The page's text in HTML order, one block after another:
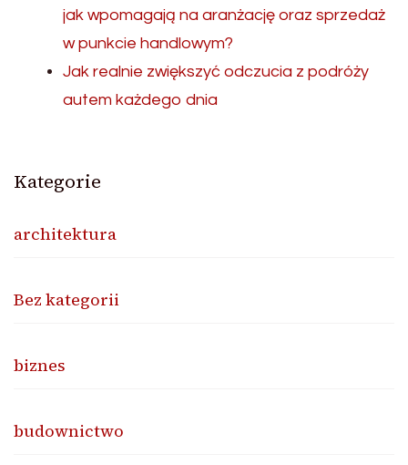
jak wpomagają na aranżację oraz sprzedaż
w punkcie handlowym?
Jak realnie zwiększyć odczucia z podróży
autem każdego dnia
Kategorie
architektura
Bez kategorii
biznes
budownictwo